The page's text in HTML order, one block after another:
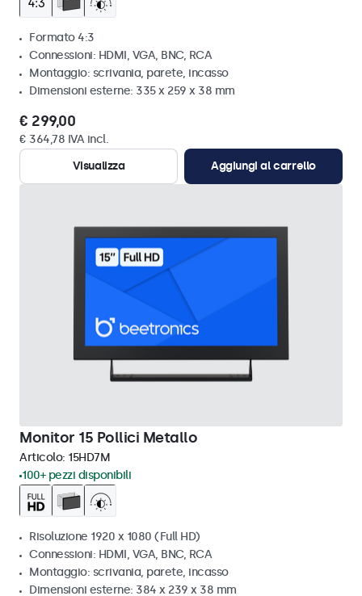
Formato 4:3
Connessioni: HDMI, VGA, BNC, RCA
Montaggio: scrivania, parete, incasso
Dimensioni esterne: 335 x 259 x 38 mm
€ 299,00
€ 364,78 IVA incl.
Visualizza
Aggiungi al carrello
Monitor 15 Pollici Metallo
Articolo: 15HD7M
100+ pezzi disponibili
Risoluzione 1920 x 1080 (Full HD)
Connessioni: HDMI, VGA, BNC, RCA
Montaggio: scrivania, parete, incasso
Dimensioni esterne: 384 x 239 x 38 mm